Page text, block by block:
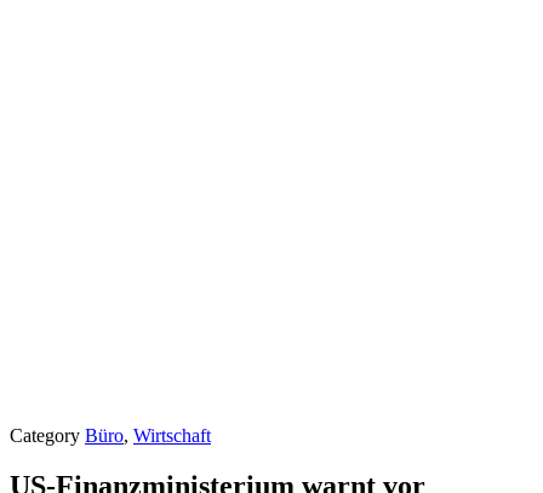
Category Büro, Wirtschaft
US-Finanzministerium warnt vor